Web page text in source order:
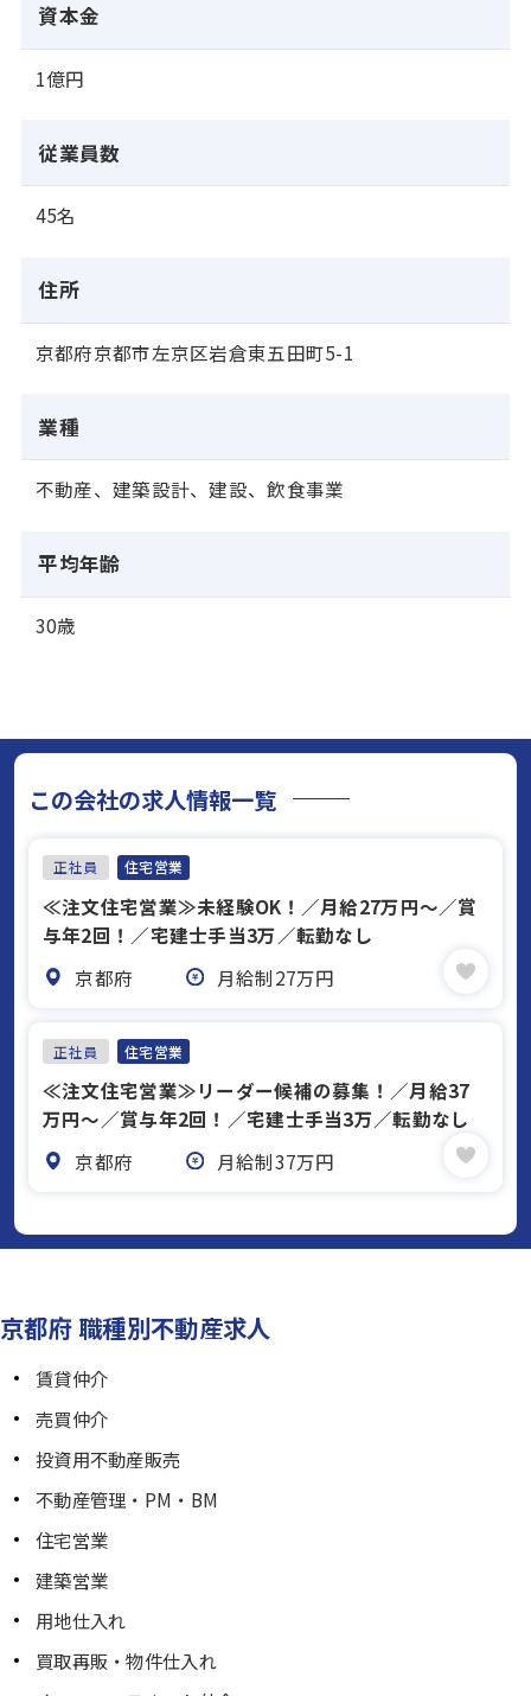
資本金
1億円
従業員数
45名
住所
京都府京都市左京区岩倉東五田町5-1
業種
不動産、建築設計、建設、飲食事業
平均年齢
30歳
この会社の求人情報一覧
正社員 住宅営業
≪注文住宅営業≫未経験OK！／月給27万円～／賞
与年2回！／宅建士手当3万／転勤なし
京都府
月給制27万円
正社員 住宅営業
≪注文住宅営業≫リーダー候補の募集！／月給37
万円～／賞与年2回！／宅建士手当3万／転勤なし
京都府
月給制37万円
京都府 職種別不動産求人
賃貸仲介
売買仲介
投資用不動産販売
不動産管理・PM・BM
住宅営業
建築営業
用地仕入れ
買取再販・物件仕入れ